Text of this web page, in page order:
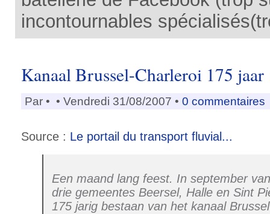
incontournables
Kanaal Brussel-Charleroi 175 jaar
Par • • Vendredi 31/08/2007 • 0 commentaires
Source : Le portail du transport fluvial...
Een maand lang feest. In september
drie gemeentes Beersel, Halle en Sint
175 jarig bestaan van het kanaal